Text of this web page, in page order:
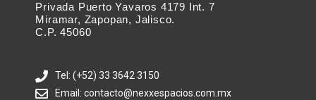
Privada Puerto Yavaros 4179 Int. 7
Miramar, Zapopan, Jalisco.
C.P. 45060
Tel: (+52) 33 3642 3150
Email: contacto@nexxespacios.com.mx